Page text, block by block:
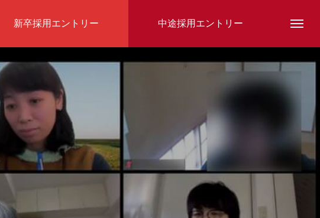
新卒採用エントリー 中途採用エントリー
スタッフ紹介